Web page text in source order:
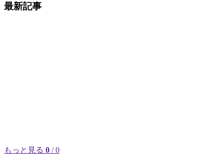
最新記事
もっと見る 0 / 0